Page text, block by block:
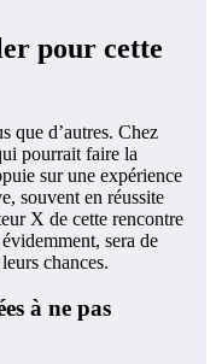
pour cette
que d’autres. Chez
pourrait faire la
sur une expérience
souvent en réussite
X de cette rencontre
sera de
chances.
à ne pas